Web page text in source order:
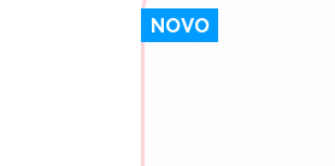
NOVO